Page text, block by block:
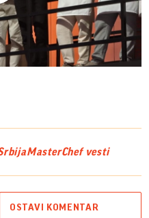
MasterChef vesti
OSTAVI KOMENTAR